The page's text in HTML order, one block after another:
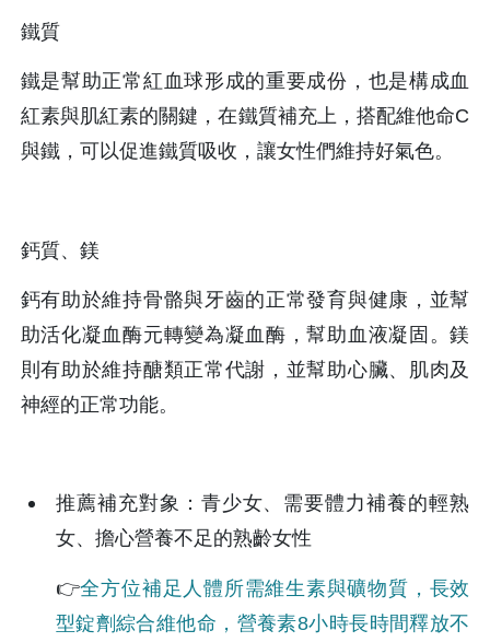
鐵質
鐵是幫助正常紅血球形成的重要成份，也是構成血
紅素與肌紅素的關鍵，在鐵質補充上，搭配維他命C
與鐵，可以促進鐵質吸收，讓女性們維持好氣色。
鈣質、鎂
鈣有助於維持骨骼與牙齒的正常發育與健康，並幫
助活化凝血酶元轉變為凝血酶，幫助血液凝固。鎂
則有助於維持醣類正常代謝，並幫助心臟、肌肉及
神經的正常功能。
推薦補充對象：青少女、需要體力補養的輕熟
女、擔心營養不足的熟齡女性
👉全方位補足人體所需維生素與礦物質，長效
型錠劑綜合維他命，營養素8小時長時間釋放不